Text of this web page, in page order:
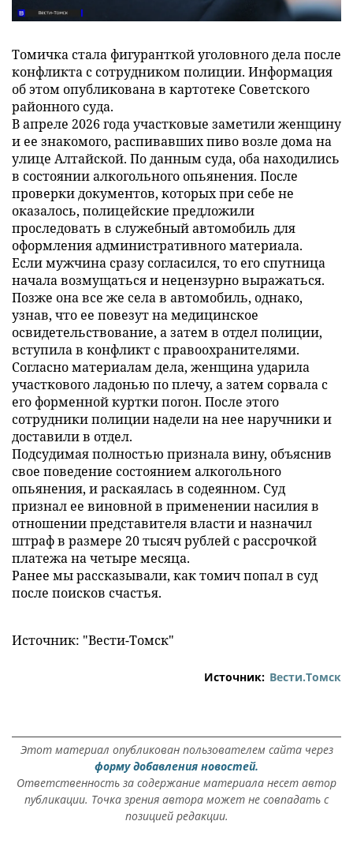
Томичка стала фигуранткой уголовного дела после
конфликта с сотрудником полиции. Информация
об этом опубликована в картотеке Советского
районного суда.
В апреле 2026 года участковые заметили женщину
и ее знакомого, распивавших пиво возле дома на
улице Алтайской. По данным суда, оба находились
в состоянии алкогольного опьянения. После
проверки документов, которых при себе не
оказалось, полицейские предложили
проследовать в служебный автомобиль для
оформления административного материала.
Если мужчина сразу согласился, то его спутница
начала возмущаться и нецензурно выражаться.
Позже она все же села в автомобиль, однако,
узнав, что ее повезут на медицинское
освидетельствование, а затем в отдел полиции,
вступила в конфликт с правоохранителями.
Согласно материалам дела, женщина ударила
участкового ладонью по плечу, а затем сорвала с
его форменной куртки погон. После этого
сотрудники полиции надели на нее наручники и
доставили в отдел.
Подсудимая полностью признала вину, объяснив
свое поведение состоянием алкогольного
опьянения, и раскаялась в содеянном. Суд
признал ее виновной в применении насилия в
отношении представителя власти и назначил
штраф в размере 20 тысяч рублей с рассрочкой
платежа на четыре месяца.
Ранее мы рассказывали, как томич попал в суд
после поисков счастья.
Источник: "Вести-Томск"
Источник: Вести.Томск
Этот материал опубликован пользователем сайта через
форму добавления новостей.
Ответственность за содержание материала несет автор
публикации. Точка зрения автора может не совпадать с
позицией редакции.